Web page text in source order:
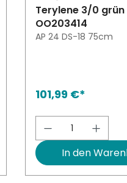
oder
den
Terylene 3/0 grün
OO203414
AP 24 DS-18 75cm
101,99 €*
Produkt
In den